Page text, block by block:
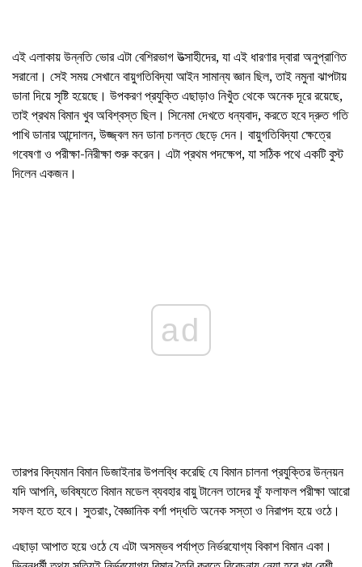
এই এলাকায় উন্নতি ভোর এটা বেশিরভাগ উত্সাহীদের, যা এই ধারণার দ্বারা অনুপ্রাণিত
সরানো। সেই সময় সেখানে বায়ুগতিবিদ্যা আইন সামান্য জ্ঞান ছিল, তাই নমুনা ঝাপটায়
ডানা দিয়ে সৃষ্টি হয়েছে। উপকরণ প্রযুক্তি এছাড়াও নিখুঁত থেকে অনেক দূরে রয়েছে,
তাই প্রথম বিমান খুব অবিশ্বস্ত ছিল। সিনেমা দেখতে ধন্যবাদ, করতে হবে দ্রুত গতি
পাখি ডানার আন্দোলন, উজ্জ্বল মন ডানা চলন্ত ছেড়ে দেন। বায়ুগতিবিদ্যা ক্ষেত্রে
গবেষণা ও পরীক্ষা-নিরীক্ষা শুরু করেন। এটা প্রথম পদক্ষেপ, যা সঠিক পথে একটি বুস্ট
দিলেন একজন।
ad
তারপর বিদ্যমান বিমান ডিজাইনার উপলব্ধি করেছি যে বিমান চালনা প্রযুক্তির উন্নয়ন
যদি আপনি, ভবিষ্যতে বিমান মডেল ব্যবহার বায়ু টানেল তাদের ফুঁ ফলাফল পরীক্ষা আরো
সফল হতে হবে। সুতরাং, বৈজ্ঞানিক বর্শা পদ্ধতি অনেক সস্তা ও নিরাপদ হয়ে ওঠে।
এছাড়া আপাত হয়ে ওঠে যে এটা অসম্ভব পর্যাপ্ত নির্ভরযোগ্য বিকাশ বিমান একা।